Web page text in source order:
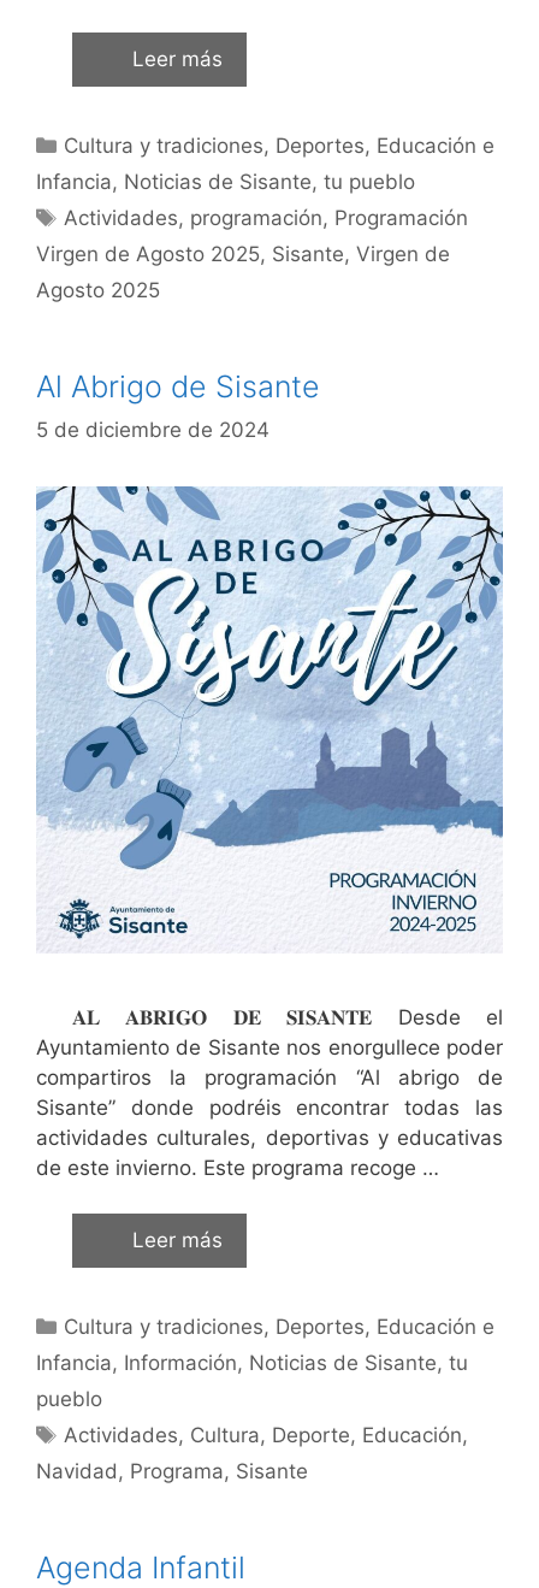
Leer más
Cultura y tradiciones, Deportes, Educación e
Infancia, Noticias de Sisante, tu pueblo
Actividades, programación, Programación
Virgen de Agosto 2025, Sisante, Virgen de
Agosto 2025
Al Abrigo de Sisante
5 de diciembre de 2024
𝐀𝐋 𝐀𝐁𝐑𝐈𝐆𝐎 𝐃𝐄 𝐒𝐈𝐒𝐀𝐍𝐓𝐄 Desde el
Ayuntamiento de Sisante nos enorgullece poder
compartiros la programación “Al abrigo de
Sisante” donde podréis encontrar todas las
actividades culturales, deportivas y educativas
de este invierno. Este programa recoge …
Leer más
Cultura y tradiciones, Deportes, Educación e
Infancia, Información, Noticias de Sisante, tu
pueblo
Actividades, Cultura, Deporte, Educación,
Navidad, Programa, Sisante
Agenda Infantil